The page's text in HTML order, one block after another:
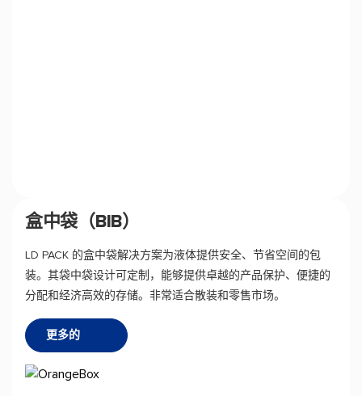
盒中袋（BIB）
LD PACK 的盒中袋解决方案为液体提供安全、节省空间的包
装。其袋中袋设计可定制，能够提供卓越的产品保护、便捷的
分配和经济高效的存储。非常适合散装和零售市场。
更多的